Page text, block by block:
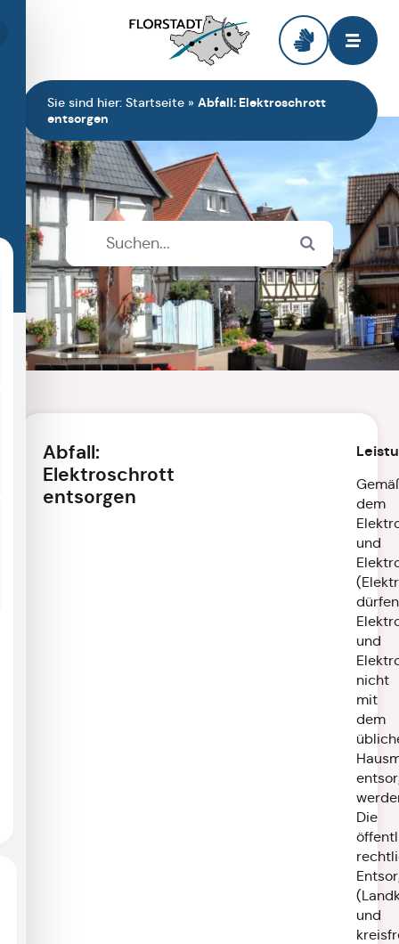
Sie sind hier: Startseite » Abfall: Elektroschrott
entsorgen
Abfall:
Elektroschrott
entsorgen
dem
und
dürfen
und
nicht
mit
dem
Die
und